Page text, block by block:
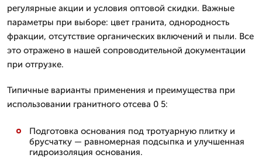
регулярные акции и условия оптовой скидки. Важные
параметры при выборе: цвет гранита, однородность
фракции, отсутствие органических включений и пыли. Все
это отражено в нашей сопроводительной документации
при отгрузке.
Типичные варианты применения и преимущества при
использовании гранитного отсева 0 5:
Подготовка основания под тротуарную плитку и
брусчатку — равномерная подсыпка и улучшенная
гидроизоляция основания.